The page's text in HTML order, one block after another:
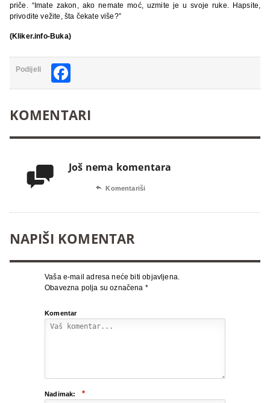
priče. “Imate zakon, ako nemate moć, uzmite je u svoje ruke. Hapsite,
privodite vežite, šta čekate više?”
(Kliker.info-Buka)
Podijeli
KOMENTARI
 Još nema komentara
 Komentariši
NAPIŠI KOMENTAR
Vaša e-mail adresa neće biti objavljena.
Obavezna polja su označena *
Komentar
Nadimak: *